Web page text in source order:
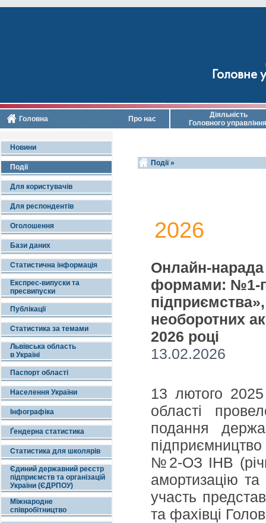
Головне
Головна Про нас
Діяльність
Головного управління
Новини
Події
Для користувачів
Для респондентів
Оголошення
Бази даних
Статистична інформація
Експрес-випуски та
пресвипуски
Публікації
Статистика за темами
Львівська область
в Україні
Паспорт області
Населення України
Інфографіка
Ґендерна статистика
Статистика для школярів
Єдиний державний реєстр
підприємств та організацій
України (ЄДРПОУ)
Міжнародне
співробітництво
Події »
2026
Онлайн-нарада
формами: №1-
необоротних
2026 році
13.02.2026
13 лютого 2025
області
подання
№2-ОЗ ІНВ
амортизацію та
участь
та фахівці